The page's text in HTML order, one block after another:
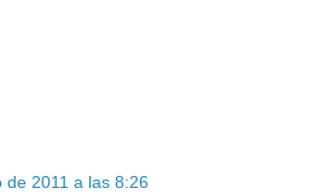
de 2011 a las 8:26